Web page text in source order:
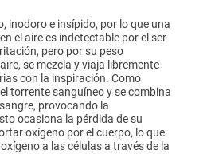
inodoro e insípido, por lo que una
el aire es indetectable por el ser
pero por su peso
se mezcla y viaja libremente
con la inspiración. Como
torrente sanguíneo y se combina
provocando la
ocasiona la pérdida de su
oxígeno por el cuerpo, lo que
a las células a través de la